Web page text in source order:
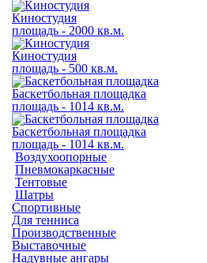
Киностудия
площадь - 2000 кв.м.
Киностудия
площадь - 500 кв.м.
Баскетбольная площадка
площадь - 1014 кв.м.
Баскетбольная площадка
площадь - 1014 кв.м.
Воздухоопорные
Пневмокаркасные
Тентовые
Шатры
Спортивные
Для тенниса
Производственные
Выставочные
Надувные ангары